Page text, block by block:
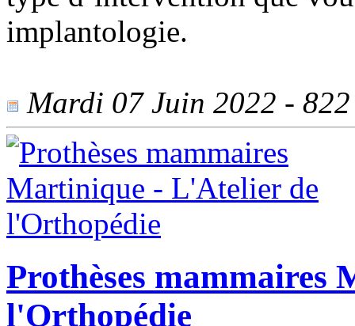
implantologie.
Mardi 07 Juin 2022 - 822
Prothèses
l'Orthopédie